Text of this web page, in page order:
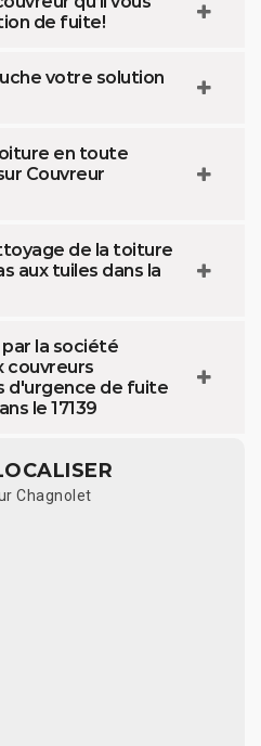
de fuite!
votre solution
en toute
Couvreur
de la toiture
aux tuiles dans la
la société
couvreurs
d'urgence de fuite
le 17139
Chagnolet